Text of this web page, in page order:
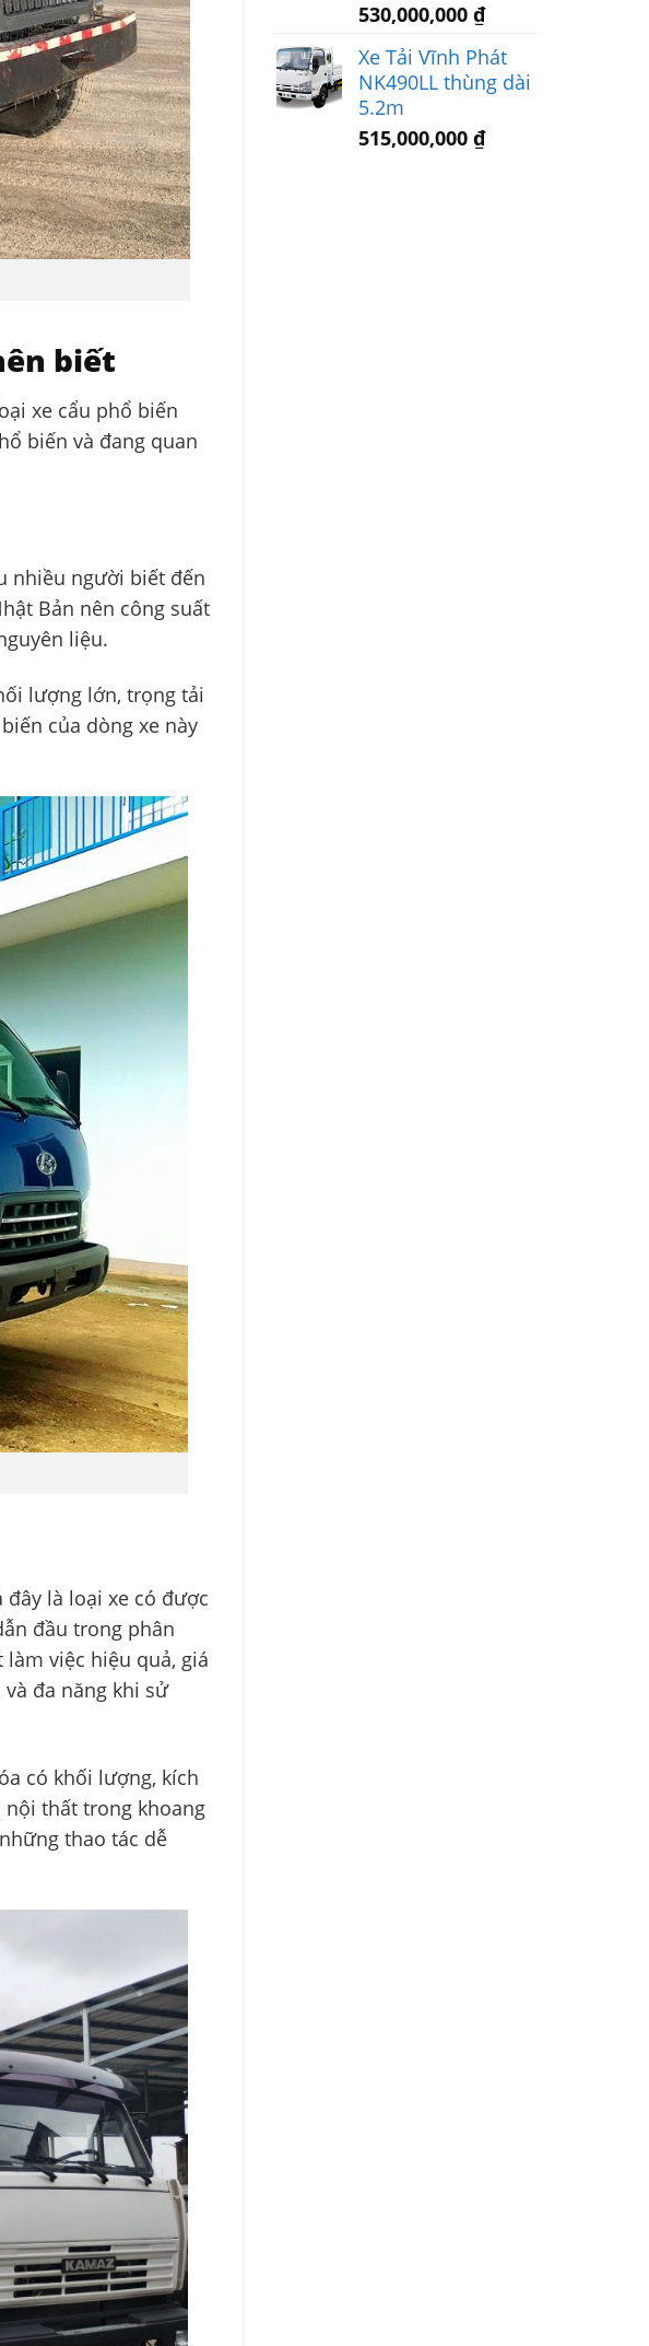
biết
xe cẩu phổ biến
biến và đang quan
nhiều người biết đến
Bản nên công suất
liệu.
lượng lớn, trọng tải
của dòng xe này
là loại xe có được
đầu trong phân
việc hiệu quả, giá
đa năng khi sử
có khối lượng, kích
nội thất trong khoang
thao tác dễ
530,000,000 ₫
Xe Tải Vĩnh Phát
NK490LL thùng dài
5.2m
515,000,000 ₫